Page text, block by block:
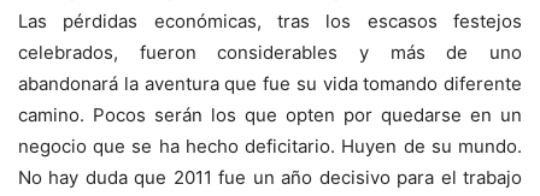
Las pérdidas económicas, tras los escasos festejos
celebrados, fueron considerables y más de uno
abandonará la aventura que fue su vida tomando diferente
camino. Pocos serán los que opten por quedarse en un
negocio que se ha hecho deficitario. Huyen de su mundo.
No hay duda que 2011 fue un año decisivo para el trabajo